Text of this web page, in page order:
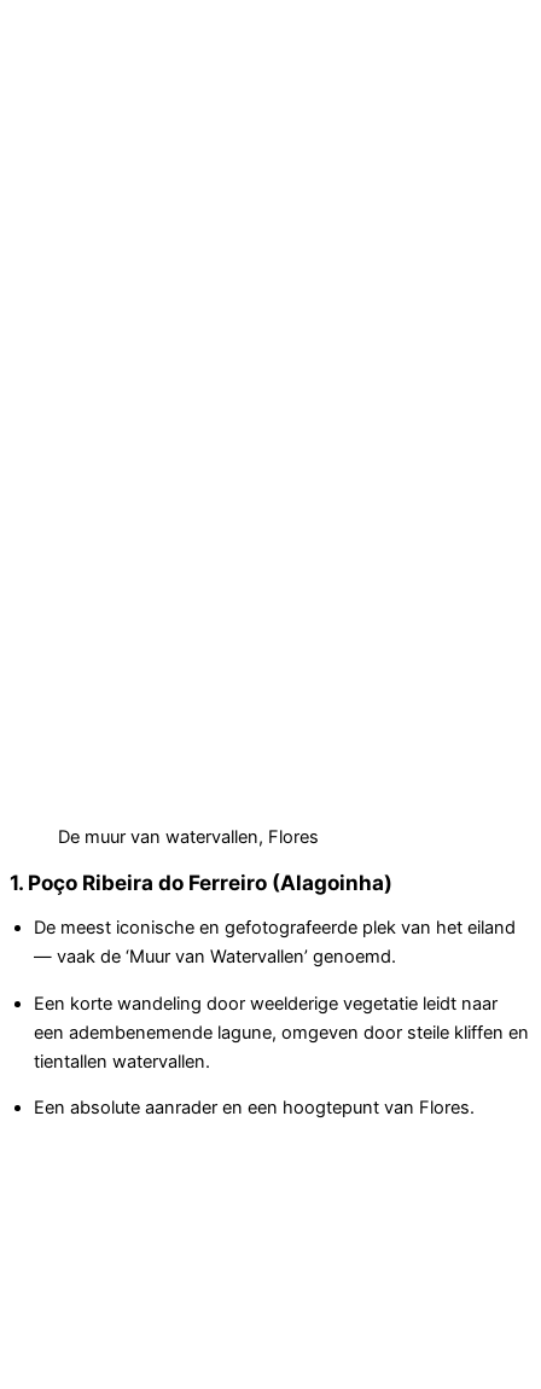
De muur van watervallen, Flores
1. Poço Ribeira do Ferreiro (Alagoinha)
De meest iconische en gefotografeerde plek van het eiland
— vaak de ‘Muur van Watervallen’ genoemd.
Een korte wandeling door weelderige vegetatie leidt naar
een adembenemende lagune, omgeven door steile kliffen en
tientallen watervallen.
Een absolute aanrader en een hoogtepunt van Flores.